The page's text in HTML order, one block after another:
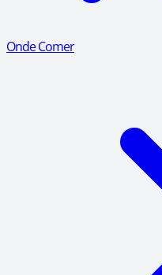
Onde Comer